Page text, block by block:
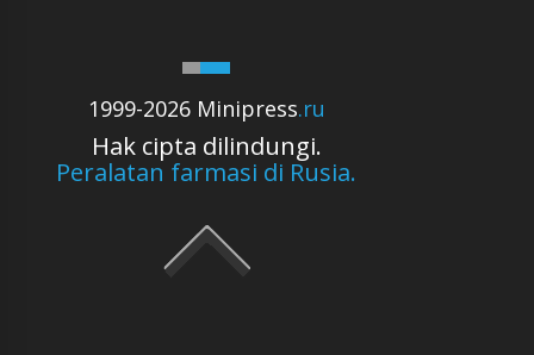
1999-2026 Minipress.ru
Hak cipta dilindungi.
Peralatan farmasi di Rusia.